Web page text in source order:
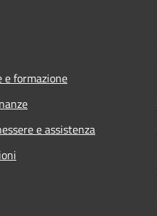
e formazione
e assistenza